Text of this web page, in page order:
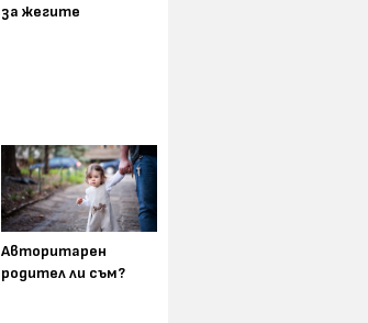
за жегите
Авторитарен
родител ли съм?